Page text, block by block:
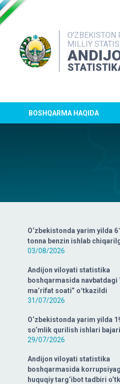
O'ZBEKISTON
MILLIY
BOSHQARMA HAQIDA
O‘zbekistonda yarim yilda
tonna benzin ishlab
03/08/2026
Andijon viloyati statistika
boshqarmasida navbatdagi
ma’rifat soati” oʻtkazildi
31/07/2026
O‘zbekistonda yarim yilda
so‘mlik qurilish ishlari
29/07/2026
Andijon viloyati statistika
boshqarmasida
huquqiy targ‘ibot tadbiri